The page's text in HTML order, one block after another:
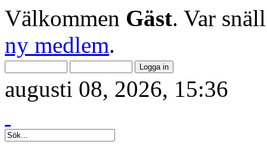
Välkommen Gäst. Var
ny medlem.
augusti 08, 2026, 15:36